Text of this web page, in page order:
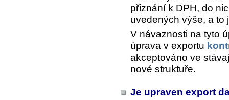
přiznání k DPH, do
uvedených výše, a to
V návaznosti na tyto
úprava v exportu
akceptováno ve
nové struktuře.
Je upraven export